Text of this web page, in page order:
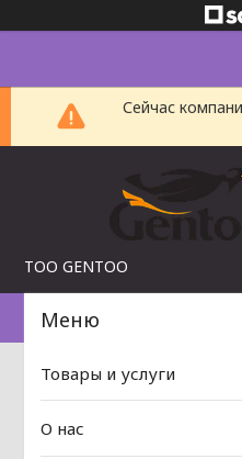
Сейчас
TOO GENTOO
Товары и услуги
О нас